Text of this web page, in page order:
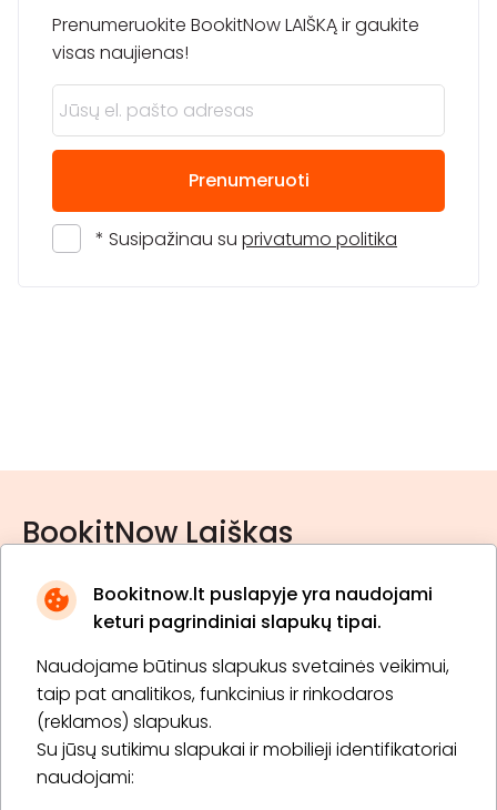
Bookitnow.lt puslapyje yra naudojami
keturi pagrindiniai slapukų tipai.
Naudojame būtinus slapukus svetainės veikimui,
taip pat analitikos, funkcinius ir rinkodaros
(reklamos) slapukus.
Su jūsų sutikimu slapukai ir mobilieji identifikatoriai
naudojami:
Prenumeruokite BookitNow LAIŠKĄ ir gaukite
visas naujienas!
Prenumeruoti
* Susipažinau su privatumo politika
BookitNow Laiškas
* Susipažinau su privatumo politika
Prenumeruoti